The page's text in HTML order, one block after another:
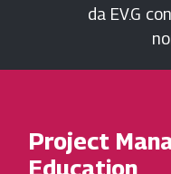
da EV.G
Project
Education